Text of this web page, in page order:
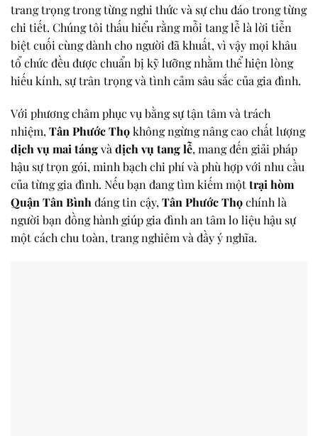
trang trọng trong từng nghi thức và sự chu đáo trong từng
chi tiết. Chúng tôi thấu hiểu rằng mỗi tang lễ là lời tiễn
biệt cuối cùng dành cho người đã khuất, vì vậy mọi khâu
tổ chức đều được chuẩn bị kỹ lưỡng nhằm thể hiện lòng
hiếu kính, sự trân trọng và tình cảm sâu sắc của gia đình.
Với phương châm phục vụ bằng sự tận tâm và trách
nhiệm, Tân Phước Thọkhông ngừng nâng cao chất lượng
dịch vụ mai tángvà dịch vụ tang lễ, mang đến giải pháp
hậu sự trọn gói, minh bạch chi phí và phù hợp với nhu cầu
của từng gia đình. Nếu bạn đang tìm kiếm mộttrại hòm
Quận Tân Bình đáng tin cậy, Tân Phước Thọchính là
người bạn đồng hành giúp gia đình an tâm lo liệu hậu sự
một cách chu toàn, trang nghiêm và đầy ý nghĩa.